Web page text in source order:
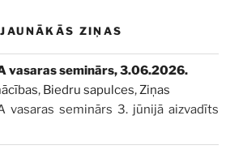
JAUNĀKĀS ZIŅAS
vasaras seminārs, 3.06.2026.
, Biedru sapulces,Ziņas
vasaras seminārs 3. jūnijā aizvadīts